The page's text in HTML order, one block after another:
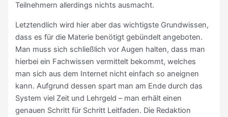
Teilnehmern allerdings nichts ausmacht.
Letztendlich wird hier aber das wichtigste Grundwissen,
dass es für die Materie benötigt gebündelt angeboten.
Man muss sich schließlich vor Augen halten, dass man
hierbei ein Fachwissen vermittelt bekommt, welches
man sich aus dem Internet nicht einfach so aneignen
kann. Aufgrund dessen spart man am Ende durch das
System viel Zeit und Lehrgeld – man erhält einen
genauen Schritt für Schritt Leitfaden. Die Redaktion